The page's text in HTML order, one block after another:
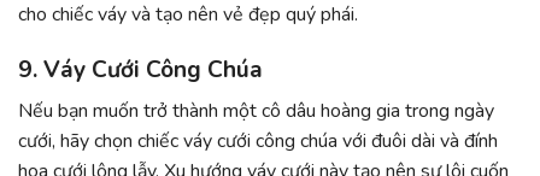
cho chiếc váy và tạo nên vẻ đẹp quý phái.
9. Váy Cưới Công Chúa
Nếu bạn muốn trở thành một cô dâu hoàng gia trong ngày
cưới, hãy chọn chiếc váy cưới công chúa với đuôi dài và đính